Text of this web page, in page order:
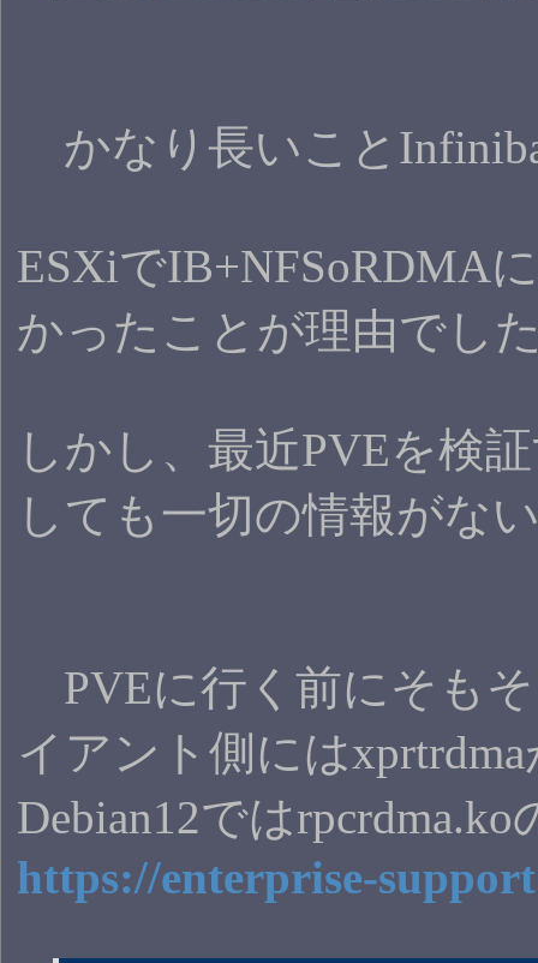
かなり長いこと
ESXiでIB+NFSoRDMA
かったことが理由でし
しかし、最近PVEを検
しても一切の情報がな
PVEに行く前にそもそ
イアント側には
Debian12では
https://enterprise-